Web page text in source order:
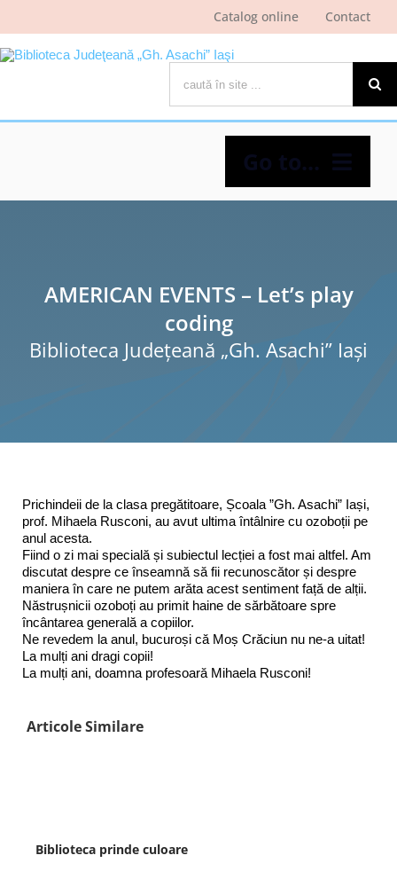
Catalog online Contact
Go to...
AMERICAN EVENTS – Let’s play
coding
Biblioteca Judeţeană „Gh. Asachi” Iaşi
Prichindeii de la clasa pregătitoare, Școala ”Gh. Asachi” Iași,
prof. Mihaela Rusconi, au avut ultima întâlnire cu ozoboții pe
anul acesta.
Fiind o zi mai specială și subiectul lecției a fost mai altfel. Am
discutat despre ce înseamnă să fii recunoscător și despre
maniera în care ne putem arăta acest sentiment față de alții.
Năstrușnicii ozoboți au primit haine de sărbătoare spre
încântarea generală a copiilor.
Ne revedem la anul, bucuroși că Moș Crăciun nu ne-a uitat!
La mulți ani dragi copii!
La mulți ani, doamna profesoară Mihaela Rusconi!
Articole Similare
Biblioteca prinde culoare